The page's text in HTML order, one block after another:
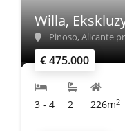
€ 475.000
Willa,
Pinoso, Alicante
3 - 4 2 226m2